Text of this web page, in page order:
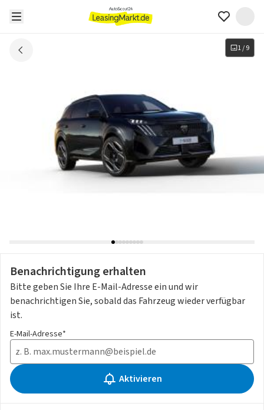
1/9
Benachrichtigung erhalten
Bitte geben Sie Ihre E-Mail-Adresse ein und wir
benachrichtigen Sie, sobald das Fahrzeug wieder verfügbar
ist.
E-Mail-Adresse*
Aktivieren